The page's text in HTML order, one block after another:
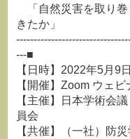
「自然災害を取り巻
きたか」
---■
【日時】2022年5月9
【開催】Zoom ウェビ
【主催】日本学術会
員会
【共催】（一社）防